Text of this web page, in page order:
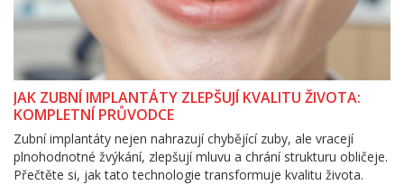
JAK ZUBNÍ IMPLANTÁTY ZLEPŠUJÍ KVALITU ŽIVOTA:
KOMPLETNÍ PRŮVODCE
Zubní implantáty nejen nahrazují chybějící zuby, ale vracejí
plnohodnotné žvýkání, zlepšují mluvu a chrání strukturu obličeje.
Přečtěte si, jak tato technologie transformuje kvalitu života.